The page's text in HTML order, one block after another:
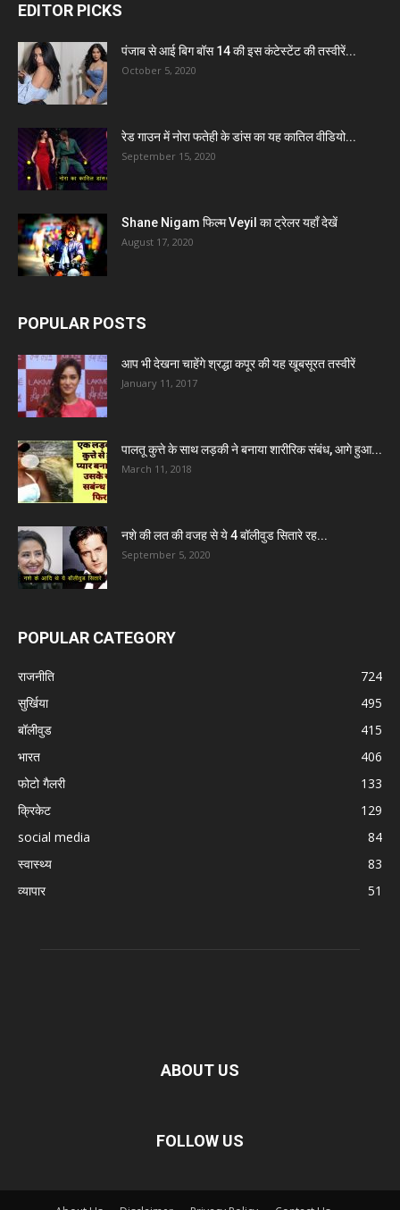
EDITOR PICKS
पंजाब से आई बिग बॉस 14 की इस कंटेस्टेंट की तस्वीरें...
October 5, 2020
रेड गाउन में नोरा फतेही के डांस का यह कातिल वीडियो...
September 15, 2020
Shane Nigam फिल्म Veyil का ट्रेलर यहाँ देखें
August 17, 2020
POPULAR POSTS
आप भी देखना चाहेंगे श्रद्धा कपूर की यह खूबसूरत तस्वीरें
January 11, 2017
पालतू कुत्ते के साथ लड़की ने बनाया शारीरिक संबंध, आगे हुआ...
March 11, 2018
नशे की लत की वजह से ये 4 बॉलीवुड सितारे रह...
September 5, 2020
POPULAR CATEGORY
राजनीति
724
सुर्खिया
495
बॉलीवुड
415
भारत
406
फोटो गैलरी
133
क्रिकेट
129
social media
84
स्वास्थ्य
83
व्यापार
51
ABOUT US
FOLLOW US